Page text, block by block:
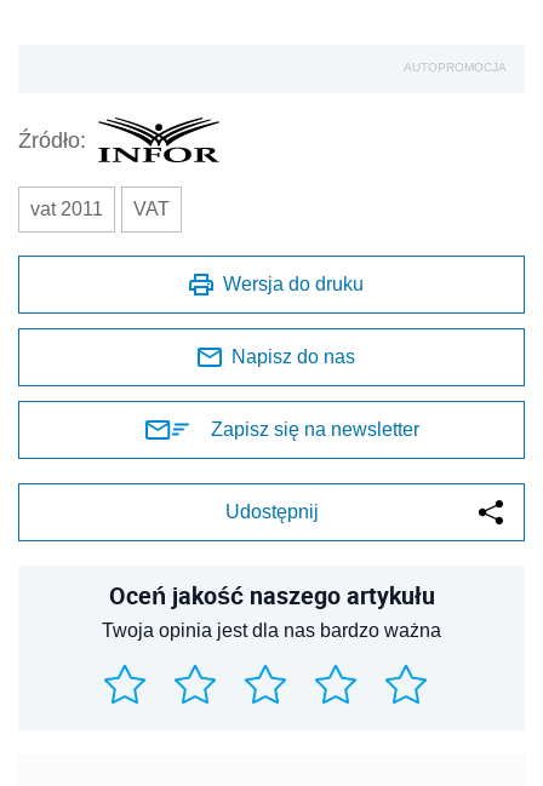
AUTOPROMOCJA
Źródło:
vat 2011 VAT
Wersja do druku
Napisz do nas
Zapisz się na newsletter
Udostępnij
Oceń jakość naszego artykułu
Twoja opinia jest dla nas bardzo ważna